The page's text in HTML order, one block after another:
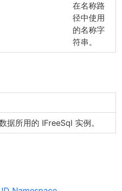
在名称路
径中使用
的名称字
符串。
据所用的 IFreeSql 实例。